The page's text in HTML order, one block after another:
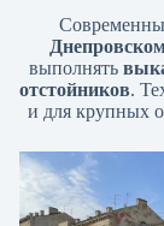
выполнять
отстойников.
и для крупных